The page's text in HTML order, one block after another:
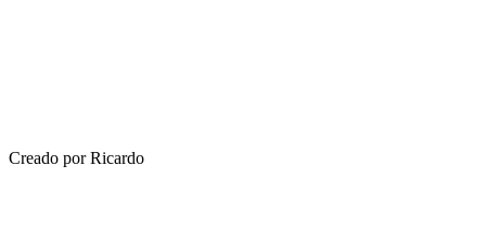
Creado por Ricardo